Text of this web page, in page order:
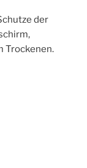
der
Trockenen.